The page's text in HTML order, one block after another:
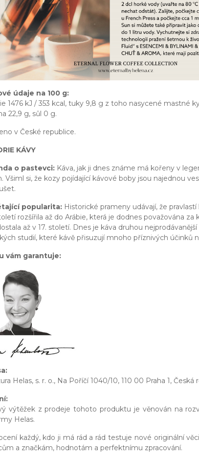
údaje na 100 g:
1476 kJ / 353 kcal, tuky 9,8 g z toho nasycené mastné
22,9 g, sůl 0 g.
v České republice.
KÁVY
o pastevci: Káva, jak ji dnes známe má kořeny v
Všiml si, že kozy pojídající kávové boby jsou najednou
popularita: Historické prameny udávají, že
rozšířila až do Arábie, která je dodnes považována
až v 17. století. Dnes je káva druhou
studií, které kávě přisuzují mnoho příznivých účinků
vám garantuje:
Helas, s. r. o., Na Poříčí 1040/10, 110 00 Praha 1, Česká
výtěžek z prodeje tohoto produktu je věnován na
Helas.
každý, kdo ji má rád a rád testuje nové originální
a značkám, hodnotám a perfektnímu zpracování.